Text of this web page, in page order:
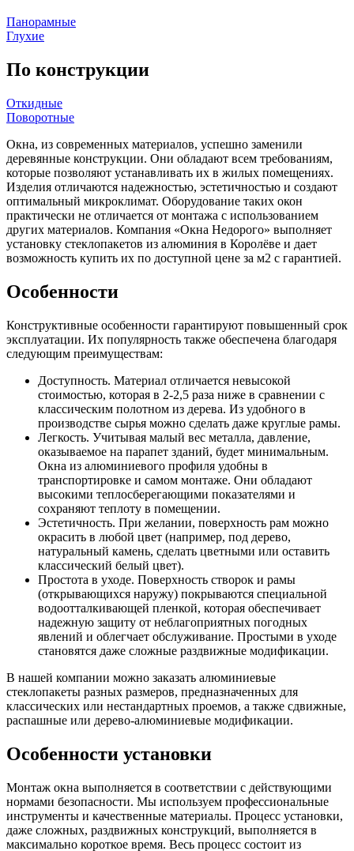
Панорамные
Глухие
По конструкции
Откидные
Поворотные
Окна, из современных материалов, успешно заменили
деревянные конструкции. Они обладают всем требованиям,
которые позволяют устанавливать их в жилых помещениях.
Изделия отличаются надежностью, эстетичностью и создают
оптимальный микроклимат. Оборудование таких окон
практически не отличается от монтажа с использованием
других материалов. Компания «Окна Недорого» выполняет
установку стеклопакетов из алюминия в Королёве и дает
возможность купить их по доступной цене за м2 с гарантией.
Особенности
Конструктивные особенности гарантируют повышенный срок
эксплуатации. Их популярность также обеспечена благодаря
следующим преимуществам:
Доступность. Материал отличается невысокой
стоимостью, которая в 2-2,5 раза ниже в сравнении с
классическим полотном из дерева. Из удобного в
производстве сырья можно сделать даже круглые рамы.
Легкость. Учитывая малый вес металла, давление,
оказываемое на парапет зданий, будет минимальным.
Окна из алюминиевого профиля удобны в
транспортировке и самом монтаже. Они обладают
высокими теплосберегающими показателями и
сохраняют теплоту в помещении.
Эстетичность. При желании, поверхность рам можно
окрасить в любой цвет (например, под дерево,
натуральный камень, сделать цветными или оставить
классический белый цвет).
Простота в уходе. Поверхность створок и рамы
(открывающихся наружу) покрываются специальной
водоотталкивающей пленкой, которая обеспечивает
надежную защиту от неблагоприятных погодных
явлений и облегчает обслуживание. Простыми в уходе
становятся даже сложные раздвижные модификации.
В нашей компании можно заказать алюминиевые
стеклопакеты разных размеров, предназначенных для
классических или нестандартных проемов, а также сдвижные,
распашные или дерево-алюминиевые модификации.
Особенности установки
Монтаж окна выполняется в соответствии с действующими
нормами безопасности. Мы используем профессиональные
инструменты и качественные материалы. Процесс установки,
даже сложных, раздвижных конструкций, выполняется в
максимально короткое время. Весь процесс состоит из